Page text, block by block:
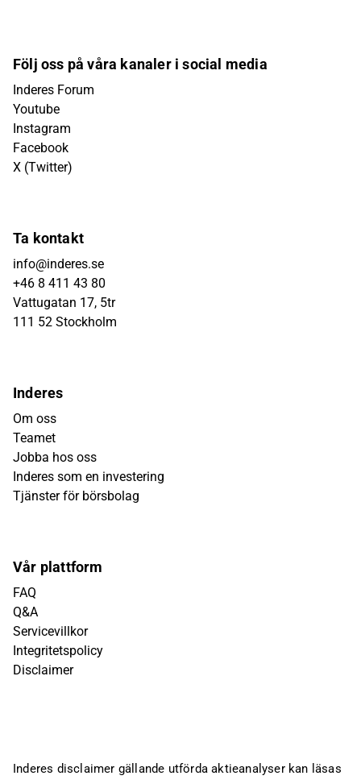
Följ oss på våra kanaler i social media
Inderes Forum
Youtube
Instagram
Facebook
X (Twitter)
Ta kontakt
info@inderes.se
+46 8 411 43 80
Vattugatan 17, 5tr
111 52 Stockholm
Inderes
Om oss
Teamet
Jobba hos oss
Inderes som en investering
Tjänster för börsbolag
Vår plattform
FAQ
Q&A
Servicevillkor
Integritetspolicy
Disclaimer
Inderes disclaimer gällande utförda aktieanalyser kan läsas